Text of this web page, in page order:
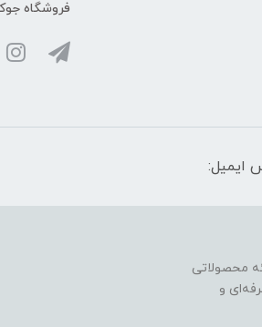
فروشگاه
ایمیل:
ارائه محصولاتی
و